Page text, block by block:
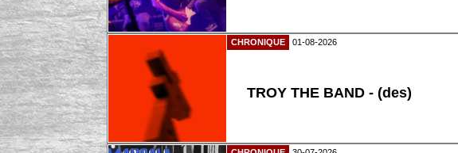
CHRONIQUE 01-08-2026
TROY THE BAND - (des)